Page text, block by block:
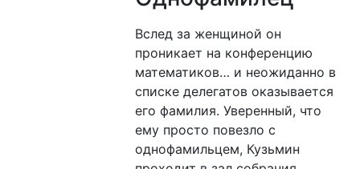
Вслед за женщиной он
проникает на конференцию
математиков… и неожиданно в
списке делегатов оказывается
его фамилия. Уверенный, что
ему просто повезло с
однофамильцем, Кузьмин